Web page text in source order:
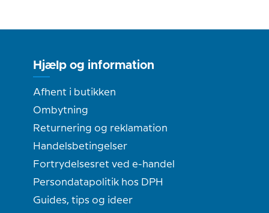
Hjælp og information
Afhent i butikken
Ombytning
Returnering og reklamation
Handelsbetingelser
Fortrydelsesret ved e-handel
Persondatapolitik hos DPH
Guides, tips og ideer